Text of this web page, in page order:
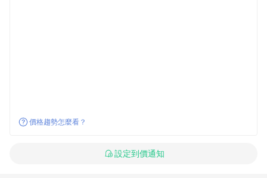
價格趨勢怎麼看？
設定到價通知